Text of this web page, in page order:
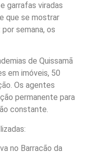
garrafas viradas
que se mostrar
semana, os
de Quissamã
em imóveis, 50
Os agentes
permanente para
constante.
no Barracão da